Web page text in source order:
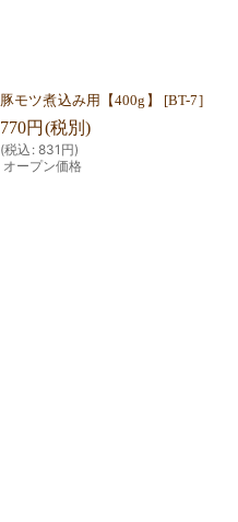
豚モツ煮込み用【400g】 [BT-7]
770円 (税別)
(税込 : 831 円)
オープン価格